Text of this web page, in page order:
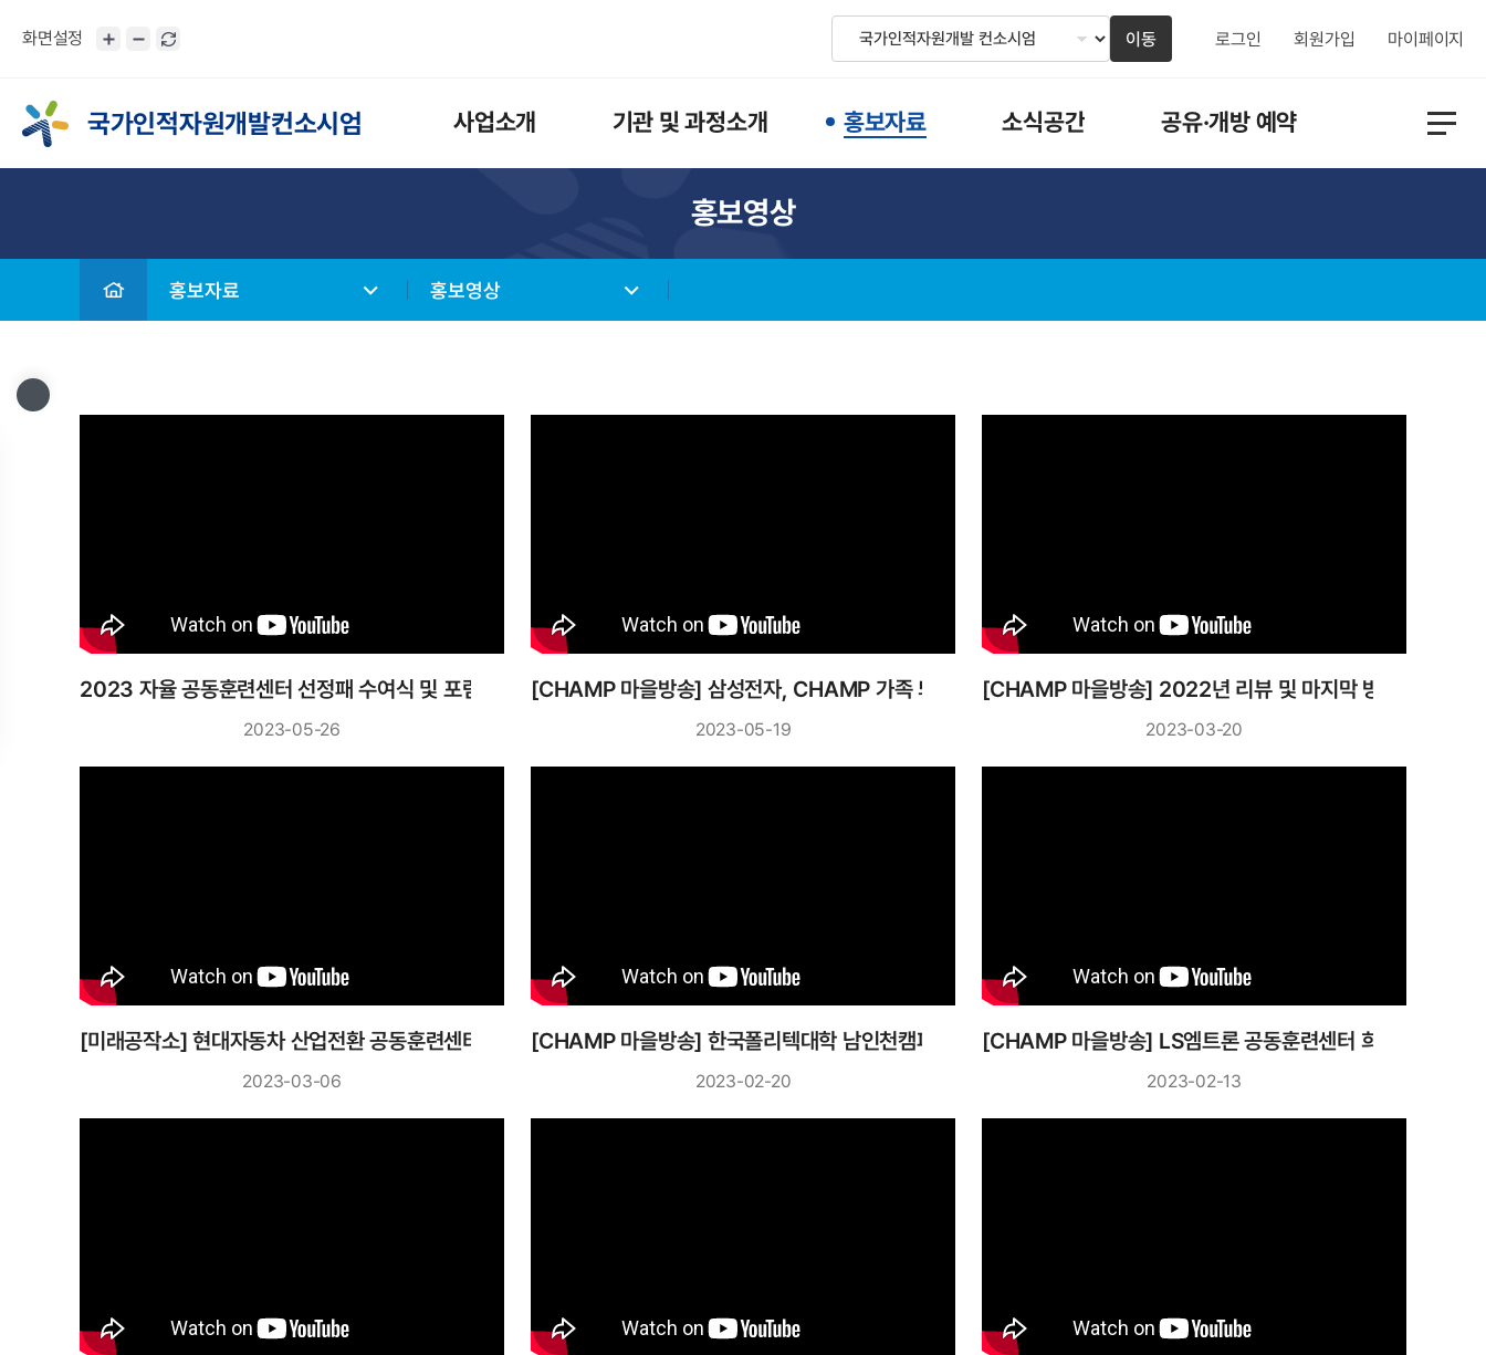
화면설정 이동 로그인 회원가입 마이페이지
국가인적자원개발컨소시엄 사업소개 기관 및 과정소개 홍보자료 소식공간 공유·개방 예약
홍보영상
홍보자료 홍보영상
2023 자율 공동훈련센터 선정패 수여식 및 포럼
2023-05-26
[CHAMP 마을방송] 삼성전자, CHAMP 가족 되다?! 2023년 상반기 결산 및 하반기 미리보기
2023-05-19
[CHAMP 마을방송] 2022년 리뷰 및 마지막 방송
2023-03-20
[미래공작소] 현대자동차 산업전환 공동훈련센터
2023-03-06
[CHAMP 마을방송] 한국폴리텍대학 남인천캠퍼스
2023-02-20
[CHAMP 마을방송] LS엠트론 공동훈련센터 희성산업
2023-02-13